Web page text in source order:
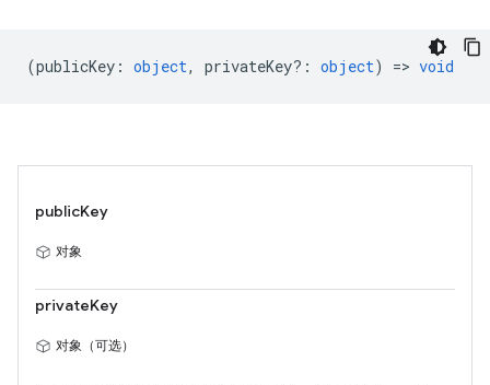
(publicKey : object, privateKey? : object) => void
publicKey
对象
privateKey
对象（可选）